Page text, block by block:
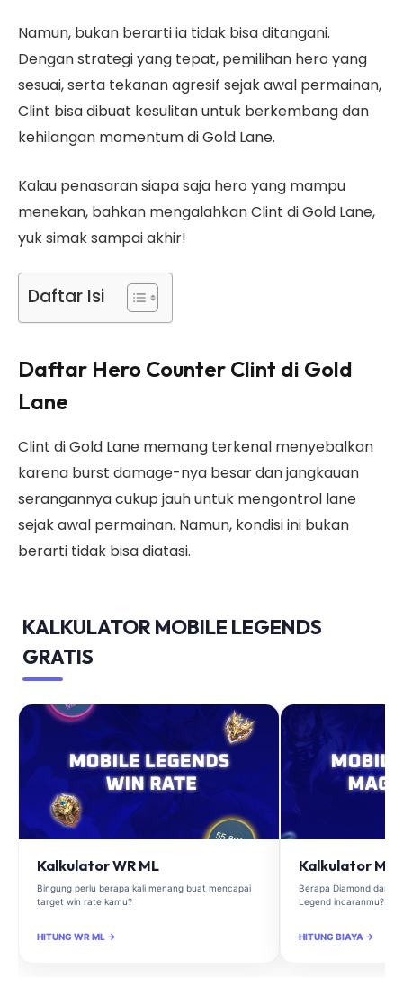
Namun, bukan berarti ia tidak bisa ditangani.
Dengan strategi yang tepat, pemilihan hero yang
sesuai, serta tekanan agresif sejak awal permainan,
Clint bisa dibuat kesulitan untuk berkembang dan
kehilangan momentum di Gold Lane.
Kalau penasaran siapa saja hero yang mampu
menekan, bahkan mengalahkan Clint di Gold Lane,
yuk simak sampai akhir!
Daftar Isi
Daftar Hero Counter Clint di Gold
Lane
Clint di Gold Lane memang terkenal menyebalkan
karena burst damage-nya besar dan jangkauan
serangannya cukup jauh untuk mengontrol lane
sejak awal permainan. Namun, kondisi ini bukan
berarti tidak bisa diatasi.
KALKULATOR MOBILE LEGENDS
GRATIS
Kalkulator WR ML
Bingung perlu berapa kali menang buat mencapai
target win rate kamu?
HITUNG WR ML →
Kalkulator
Berapa Diamond dan
Legend incaranmu?
HITUNG BIAYA →